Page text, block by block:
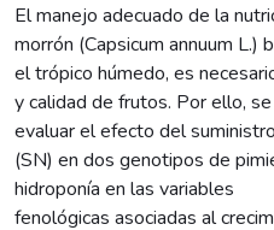
El manejo adecuado de la
morrón (Capsicum annuum L.)
el trópico húmedo, es
y calidad de frutos. Por ello,
evaluar el efecto del
(SN) en dos genotipos de
hidroponía en las variables
fenológicas asociadas al